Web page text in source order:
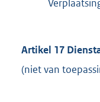
Artikel 17
(niet van